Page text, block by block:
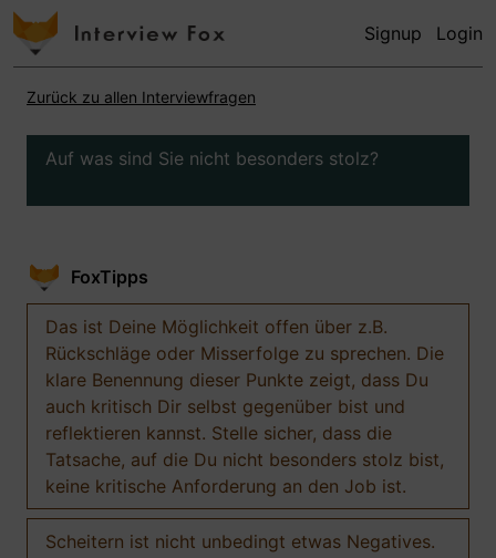
Signup Login
Zurück zu allen Interviewfragen
Auf was sind Sie nicht besonders stolz?
FoxTipps
Das ist Deine Möglichkeit offen über z.B.
Rückschläge oder Misserfolge zu sprechen. Die
klare Benennung dieser Punkte zeigt, dass Du
auch kritisch Dir selbst gegenüber bist und
reflektieren kannst. Stelle sicher, dass die
Tatsache, auf die Du nicht besonders stolz bist,
keine kritische Anforderung an den Job ist.
Scheitern ist nicht unbedingt etwas Negatives.